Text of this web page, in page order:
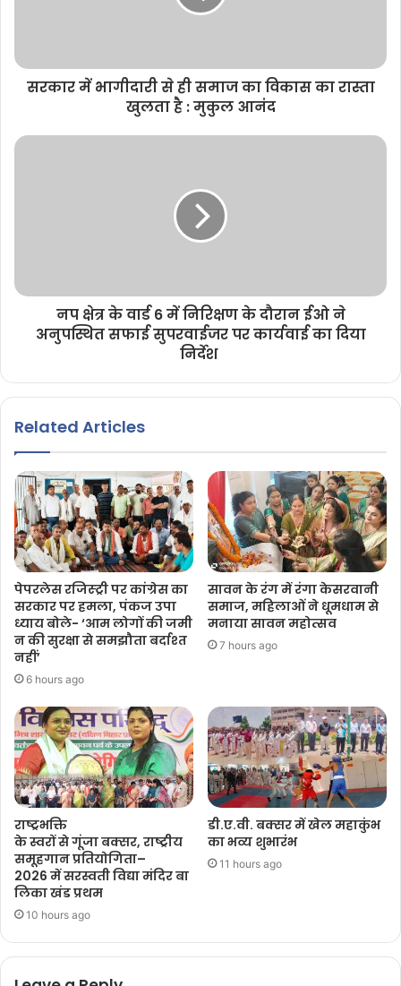
सरकार में भागीदारी से ही समाज का विकास का रास्ता
खुलता है : मुकुल आनंद
नप क्षेत्र के वार्ड 6 में निरिक्षण के दौरान ईओ ने
अनुपस्थित सफाई सुपरवाईजर पर कार्यवाई का दिया
निर्देश
Related Articles
पेपरलेस रजिस्ट्री पर कांग्रेस का
सरकार पर हमला, पंकज उपा
ध्याय बोले- ‘आम लोगों की जमी
न की सुरक्षा से समझौता बर्दाश्त
नहीं’
6 hours ago
सावन के रंग में रंगा केसरवानी
समाज, महिलाओं ने धूमधाम से
मनाया सावन महोत्सव
7 hours ago
राष्ट्रभक्ति
के स्वरों से गूंजा बक्सर, राष्ट्रीय
समूहगान प्रतियोगिता–
2026 में सरस्वती विद्या मंदिर बा
लिका खंड प्रथम
10 hours ago
डी.ए.वी. बक्सर में खेल महाकुंभ
का भव्य शुभारंभ
11 hours ago